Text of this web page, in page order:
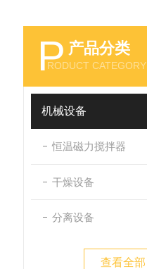
P 产品分类
RODUCT CATEGORY
机械设备
恒温磁力搅拌器
干燥设备
分离设备
查看全部